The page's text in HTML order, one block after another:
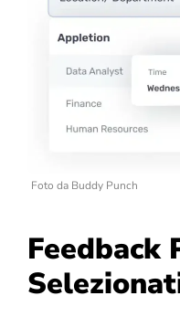
Foto da Buddy Punch
Feedback